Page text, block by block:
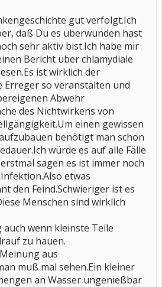
gut verfolgt.Ich
daß Du es überwunden hast
sehr aktiv bist.Ich habe mir
Bericht über chlamydiale
ist wirklich der
Erreger so veranstalten und
Abwehr
des Nichtwirkens von
einen gewissen
benötigt man schon
würde es auf alle Fälle
sagen es ist immer noch
etwas
den Feind.Schwieriger ist es
Menschen sind wirklich
wenn kleinste Teile
zu hauen.
aus
muß mal sehen.Ein kleiner
an Wasser ungenießbar